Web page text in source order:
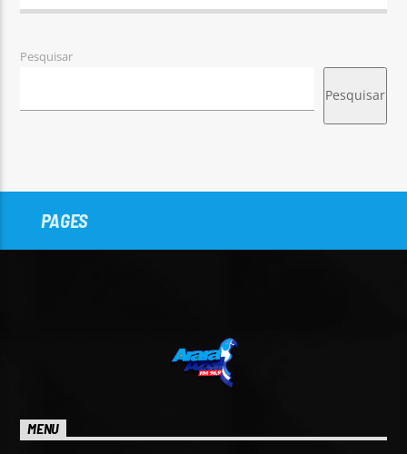
Pesquisar
Pesquisar
PAGES
MENU